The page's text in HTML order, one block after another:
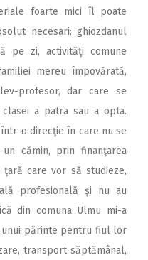
foarte mici îl poate
necesari: ghiozdanul
pe zi, activităţi comune
mereu împovărată,
profesor, dar care se
a patra sau a opta.
o direcţie în care nu se
cămin, prin finanţarea
care vor să studieze,
profesională şi nu au
din comuna Ulmu mi-a
părinte pentru fiul lor
transport săptămânal,